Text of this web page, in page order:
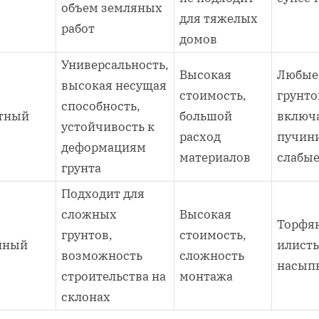
объем земляных
работ
для тяжелых
домов
Универсальность,
высокая несущая
способность,
устойчивость к
деформациям
грунта
Высокая
стоимость,
большой
расход
материалов
слабые
Подходит для
сложных
грунтов,
возможность
строительства на
склонах
Высокая
стоимость,
сложность
монтажа